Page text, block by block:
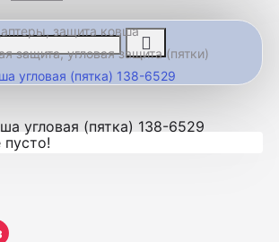
пусто!
защита ковша
защита, угловая защита (пятки)
угловая (пятка) 138-6529